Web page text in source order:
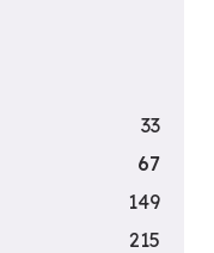
33
67
149
215